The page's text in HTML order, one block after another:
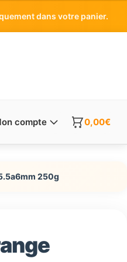
dans votre panier.
compte 0,00€
250g